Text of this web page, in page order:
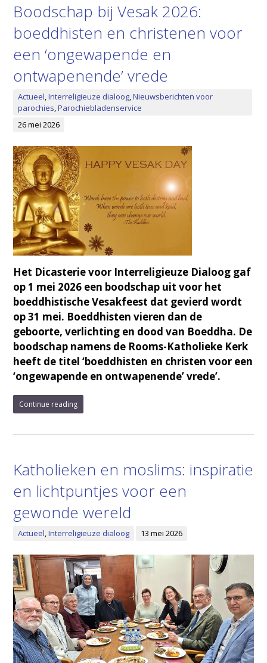
Boodschap bij Vesak 2026:
boeddhisten en christenen voor
een ‘ongewapende en
ontwapenende’ vrede
Actueel,Interreligieuze dialoog,Nieuwsberichten voor
parochies,Parochiebladenservice
26 mei 2026
Het Dicasterie voor Interreligieuze Dialoog gaf
op 1 mei 2026 een boodschap uit voor het
boeddhistische Vesakfeest dat gevierd wordt
op 31 mei. Boeddhisten vieren dan de
geboorte, verlichting en dood van Boeddha. De
boodschap namens de Rooms-Katholieke Kerk
heeft de titel ‘boeddhisten en christen voor een
‘ongewapende en ontwapenende’ vrede’.
Continue reading
Katholieken en moslims: inspiratie
en lichtpuntjes voor een
gewonde wereld
Actueel,Interreligieuze dialoog 13 mei 2026